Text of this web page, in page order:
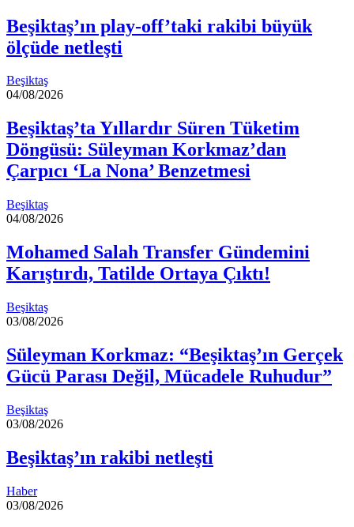
Beşiktaş’ın play-off’taki rakibi büyük
ölçüde netleşti
Beşiktaş
04/08/2026
Beşiktaş’ta Yıllardır Süren Tüketim
Döngüsü: Süleyman Korkmaz’dan
Çarpıcı ‘La Nona’ Benzetmesi
Beşiktaş
04/08/2026
Mohamed Salah Transfer Gündemini
Karıştırdı, Tatilde Ortaya Çıktı!
Beşiktaş
03/08/2026
Süleyman Korkmaz: “Beşiktaş’ın Gerçek
Gücü Parası Değil, Mücadele Ruhudur”
Beşiktaş
03/08/2026
Beşiktaş’ın rakibi netleşti
Haber
03/08/2026